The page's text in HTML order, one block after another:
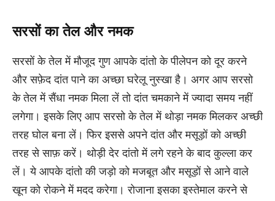
सरसों का तेल और नमक
सरसों के तेल में मौजूद गुण आपके दांतो के पीलेपन को दूर करने
और सफ़ेद दांत पाने का अच्छा घरेलू नुस्खा है। अगर आप सरसो
के तेल में सैंधा नमक मिला लें तो दांत चमकाने में ज्यादा समय नहीं
लगेगा। इसके लिए आप सरसो के तेल में थोड़ा नमक मिलकर अच्छी
तरह घोल बना लें। फिर इससे अपने दांत और मसूड़ों को अच्छी
तरह से साफ़ करें। थोड़ी देर दांतो में लगे रहने के बाद कुल्ला कर
लें। ये आपके दांतो की जड़ो को मजबूत और मसूड़ों से आने वाले
खून को रोकने में मदद करेगा। रोजाना इसका इस्तेमाल करने से